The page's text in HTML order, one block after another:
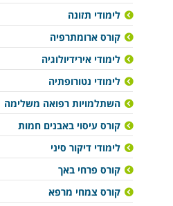
לימודי תזונה
קורס ארומתרפיה
לימודי אירידיולוגיה
לימודי נטורופתיה
השתלמויות רפואה משלימה
קורס עיסוי באבנים חמות
לימודי דיקור סיני
קורס פרחי באך
קורס צמחי מרפא